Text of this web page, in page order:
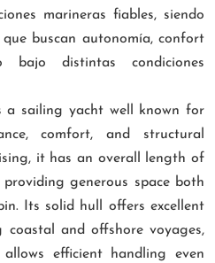
marineras fiables, siendo
buscan autonomía, confort
bajo distintas condiciones
a sailing yacht well known for
comfort, and structural
it has an overall length of
providing generous space both
Its solid hull offers excellent
and offshore voyages,
efficient handling even